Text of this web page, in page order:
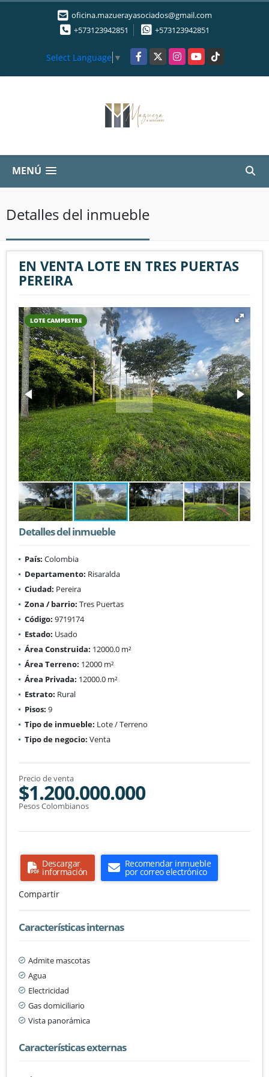
oficina.mazuerayasociados@gmail.com
+573123942851
+573123942851
Select Language ▼ Facebook
X InstagramYouTubeTikTok
MENÚ
Detalles del inmueble
EN VENTA LOTE EN TRES PUERTAS
PEREIRA
LOTE CAMPESTRE
Detalles del inmueble
País: Colombia
Departamento: Risaralda
Ciudad: Pereira
Zona / barrio: Tres Puertas
Código: 9719174
Estado: Usado
Área Construida: 12000.0 m²
Área Terreno: 12000 m²
Área Privada: 12000.0 m²
Estrato: Rural
Pisos: 9
Tipo de inmueble: Lote / Terreno
Tipo de negocio: Venta
Precio de venta
$1.200.000.000
Pesos Colombianos
Descargar
información
Recomendar inmueble
por correo electrónico
Compartir
Características internas
Admite mascotas
Agua
Electricidad
Gas domiciliario
Vista panorámica
Características externas